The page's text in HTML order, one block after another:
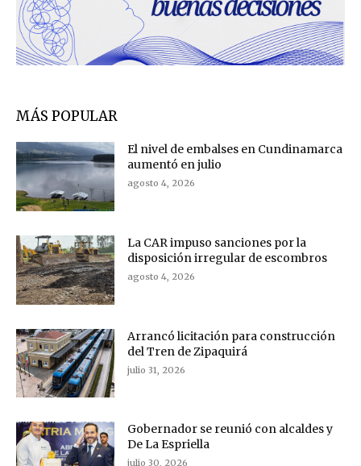
MÁS POPULAR
El nivel de embalses en Cundinamarca
aumentó en julio
agosto 4, 2026
La CAR impuso sanciones por la
disposición irregular de escombros
agosto 4, 2026
Arrancó licitación para construcción
del Tren de Zipaquirá
julio 31, 2026
Gobernador se reunió con alcaldes y
De La Espriella
julio 30, 2026